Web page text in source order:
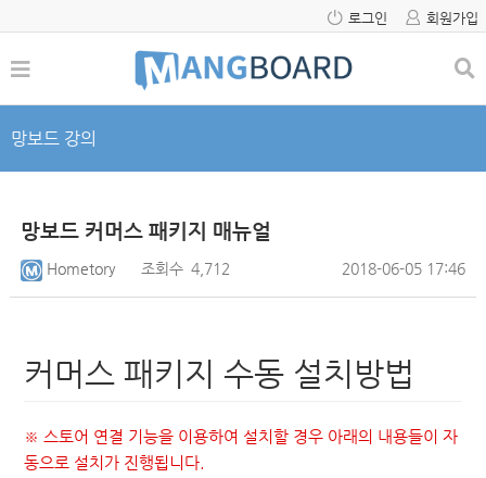
로그인 회원가입
망보드 강의
망보드 커머스 패키지 매뉴얼
Hometory 조회수 4,712 2018-06-05 17:46
커머스 패키지 수동 설치방법
※ 스토어 연결 기능을 이용하여 설치할 경우 아래의 내용들이 자
동으로 설치가 진행됩니다.